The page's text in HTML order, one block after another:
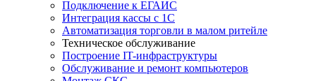
Подключение к ЕГАИС
Интеграция кассы с 1С
Автоматизация торговли в малом ритейле
Техническое обслуживание
Построение IT-инфраструктуры
Обслуживание и ремонт компьютеров